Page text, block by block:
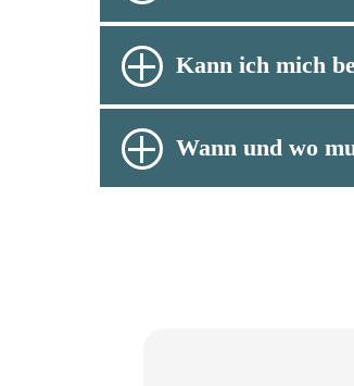
Kann ich mich
Wann und wo